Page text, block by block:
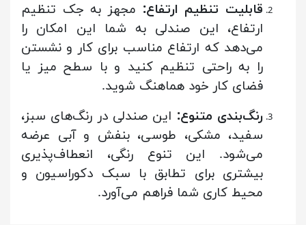
قابلیت تنظیم ارتفاع: مجهز به جک تنظیم
ارتفاع، این صندلی به شما این امکان را
می‌دهد که ارتفاع مناسب برای کار و نشستن
را به راحتی تنظیم کنید و با سطح میز یا
فضای کار خود هماهنگ شوید.
رنگ‌بندی متنوع: این صندلی در رنگ‌های سبز،
سفید، مشکی، طوسی، بنفش و آبی عرضه
می‌شود. این تنوع رنگی، انعطاف‌پذیری
بیشتری برای تطابق با سبک دکوراسیون و
محیط کاری شما فراهم می‌آورد.